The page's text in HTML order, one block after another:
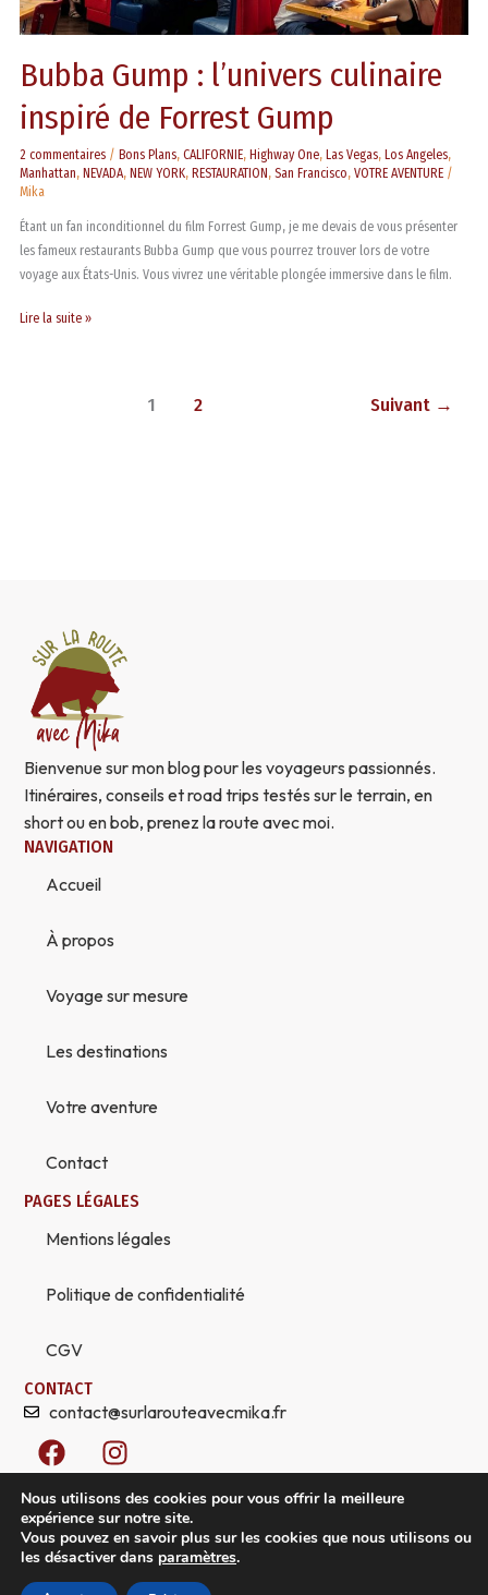
Bubba Gump : l’univers culinaire
inspiré de Forrest Gump
2 commentaires /Bons Plans,CALIFORNIE,Highway One,Las Vegas,Los Angeles,
Manhattan,NEVADA,NEW YORK,RESTAURATION,San Francisco,VOTRE AVENTURE /
Mika
Étant un fan inconditionnel du film Forrest Gump, je me devais de vous présenter
les fameux restaurants Bubba Gump que vous pourrez trouver lors de votre
voyage aux États-Unis. Vous vivrez une véritable plongée immersive dans le film.
Lire la suite »
1 2 Suivant →
Bienvenue sur mon blog pour les voyageurs passionnés.
Itinéraires, conseils et road trips testés sur le terrain, en
short ou en bob, prenez la route avec moi.
NAVIGATION
Accueil
À propos
Voyage sur mesure
Les destinations
Votre aventure
Contact
PAGES LÉGALES
Mentions légales
Politique de confidentialité
CGV
CONTACT
contact@surlarouteavecmika.fr
F
a
c
e
b
o
I
n
s
t
a
© 2026 Sur la route avec Mika, tous droits réservés. Créez
Nous utilisons des cookies pour vous offrir la meilleure
expérience sur notre site.
Vous pouvez en savoir plus sur les cookies que nous utilisons ou
les désactiver dans paramètres.